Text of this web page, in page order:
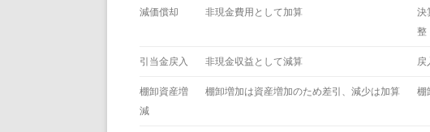
減価償却 非現金費用として加算
決
整
引当金戻入 非現金収益として減算 戻
棚卸資産増
減
棚卸増加は資産増加のため差引、減少は加算 棚